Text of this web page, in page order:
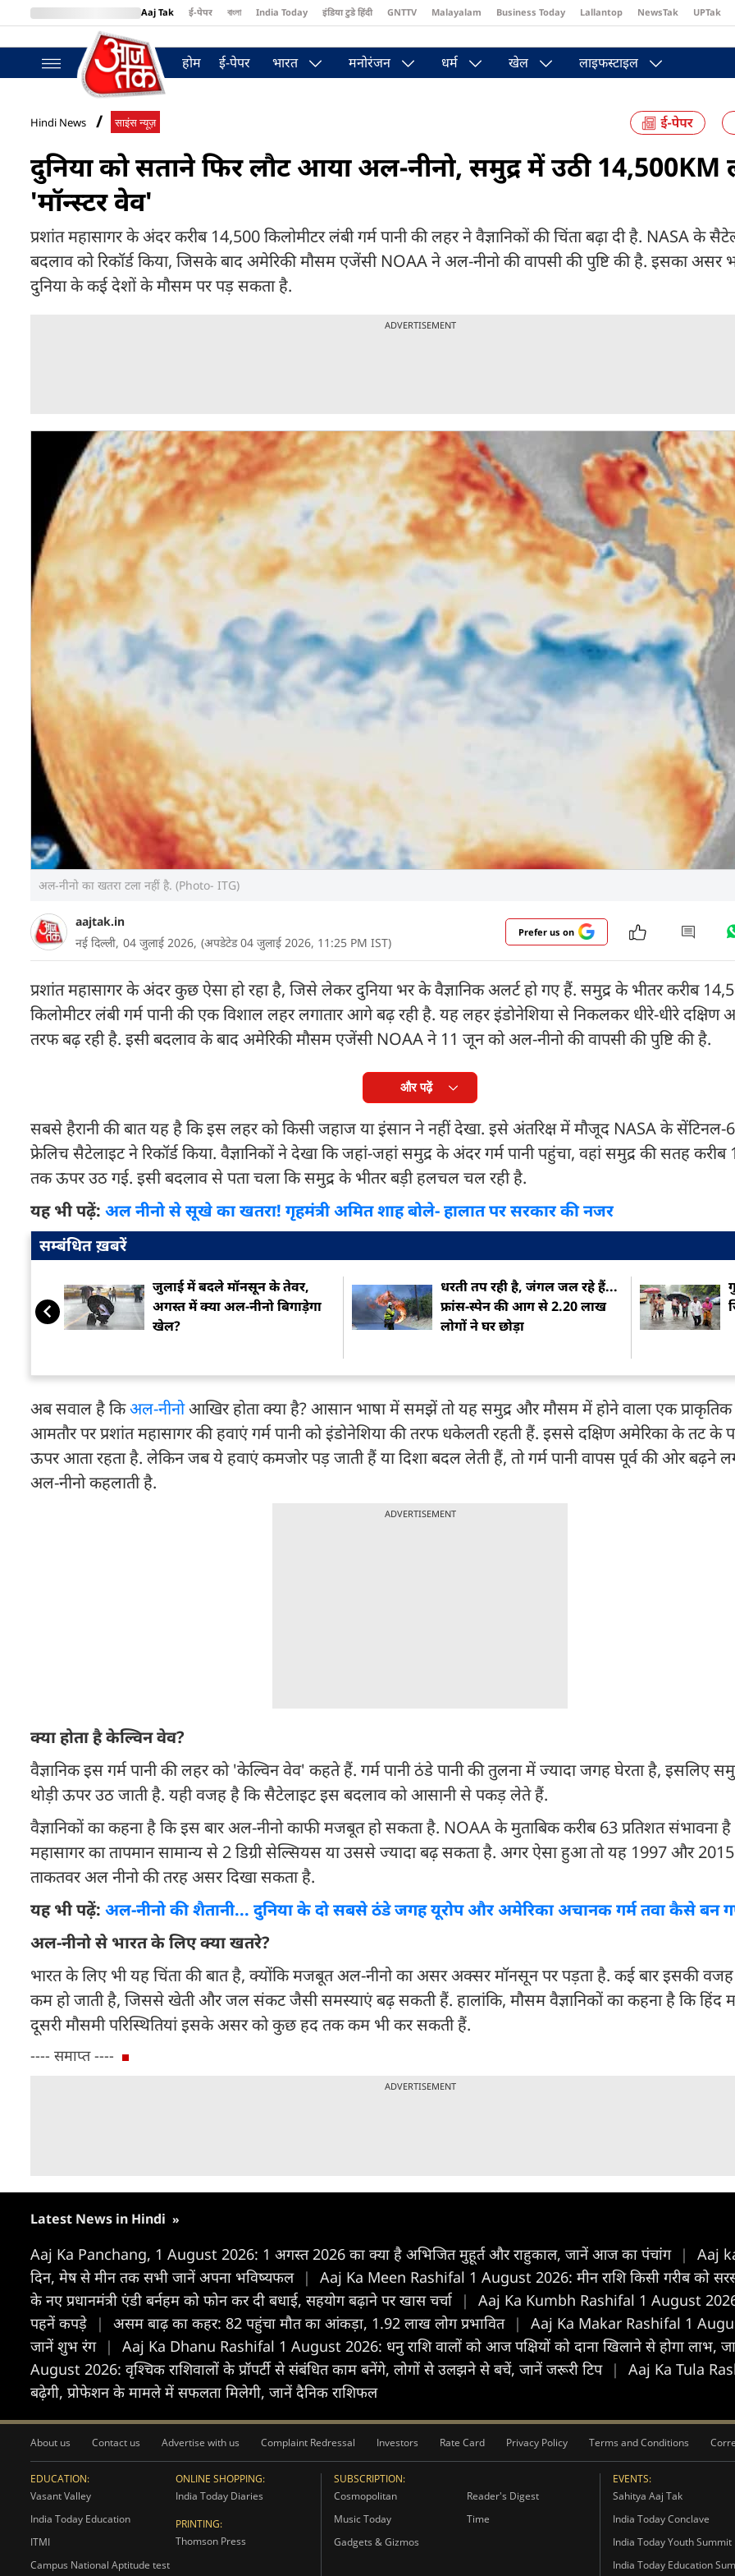
Aaj Tak ई-पेपर বাংলা India Today इंडिया टुडे हिंदी GNTTV Malayalam Business Today Lallantop NewsTak UPTak
BT Bazaar
होम ई-पेपर भारत मनोरंजन धर्म खेल लाइफस्टाइल
Hindi News साइंस न्यूज़
दुनिया को सताने फिर लौट आया अल-नीनो, समुद्र में उठी 14,500KM
'मॉन्स्टर वेव'
प्रशांत महासागर के अंदर करीब 14,500 किलोमीटर लंबी गर्म पानी की लहर ने वैज्ञानिकों की चिंता बढ़ा दी है. NASA के
बदलाव को रिकॉर्ड किया, जिसके बाद अमेरिकी मौसम एजेंसी NOAA ने अल-नीनो की वापसी की पुष्टि की है. इसका असर
दुनिया के कई देशों के मौसम पर पड़ सकता है.
ADVERTISEMENT
अल-नीनो का खतरा टला नहीं है. (Photo- ITG)
aajtak.in
नई दिल्ली, 04 जुलाई 2026, (अपडेटेड 04 जुलाई 2026, 11:25 PM IST)
Prefer us on
प्रशांत महासागर के अंदर कुछ ऐसा हो रहा है, जिसे लेकर दुनिया भर के वैज्ञानिक अलर्ट हो गए हैं. समुद्र के भीतर करीब
किलोमीटर लंबी गर्म पानी की एक विशाल लहर लगातार आगे बढ़ रही है. यह लहर इंडोनेशिया से निकलकर धीरे-धीरे दक्षिण
तरफ बढ़ रही है. इसी बदलाव के बाद अमेरिकी मौसम एजेंसी NOAA ने 11 जून को अल-नीनो की वापसी की पुष्टि की है.
और पढ़ें
सबसे हैरानी की बात यह है कि इस लहर को किसी जहाज या इंसान ने नहीं देखा. इसे अंतरिक्ष में मौजूद NASA के सेंटिनल-
फ्रेलिच सैटेलाइट ने रिकॉर्ड किया. वैज्ञानिकों ने देखा कि जहां-जहां समुद्र के अंदर गर्म पानी पहुंचा, वहां समुद्र की सतह करीब
तक ऊपर उठ गई. इसी बदलाव से पता चला कि समुद्र के भीतर बड़ी हलचल चल रही है.
यह भी पढ़ें: अल नीनो से सूखे का खतरा! गृहमंत्री अमित शाह बोले- हालात पर सरकार की नजर
सम्बंधित ख़बरें
जुलाई में बदले मॉनसून के तेवर,
अगस्त में क्या अल-नीनो बिगाड़ेगा
खेल?
धरती तप रही है, जंगल जल रहे हैं...
फ्रांस-स्पेन की आग से 2.20 लाख
लोगों ने घर छोड़ा
अब सवाल है किअल-नीनोआखिर होता क्या है? आसान भाषा में समझें तो यह समुद्र और मौसम में होने वाला एक
आमतौर पर प्रशांत महासागर की हवाएं गर्म पानी को इंडोनेशिया की तरफ धकेलती रहती हैं. इससे दक्षिण अमेरिका के तट के
ऊपर आता रहता है. लेकिन जब ये हवाएं कमजोर पड़ जाती हैं या दिशा बदल लेती हैं, तो गर्म पानी वापस पूर्व की ओर बढ़ने
अल-नीनो कहलाती है.
ADVERTISEMENT
क्या होता है केल्विन वेव?
वैज्ञानिक इस गर्म पानी की लहर को 'केल्विन वेव' कहते हैं. गर्म पानी ठंडे पानी की तुलना में ज्यादा जगह घेरता है, इसलिए
थोड़ी ऊपर उठ जाती है. यही वजह है कि सैटेलाइट इस बदलाव को आसानी से पकड़ लेते हैं.
वैज्ञानिकों का कहना है कि इस बार अल-नीनो काफी मजबूत हो सकता है. NOAA के मुताबिक करीब 63 प्रतिशत संभावना है
महासागर का तापमान सामान्य से 2 डिग्री सेल्सियस या उससे ज्यादा बढ़ सकता है. अगर ऐसा हुआ तो यह 1997 और
ताकतवर अल नीनो की तरह असर दिखा सकता है.
यह भी पढ़ें: अल-नीनो की शैतानी... दुनिया के दो सबसे ठंडे जगह यूरोप और अमेरिका अचानक गर्म तवा कैसे बन
अल-नीनो से भारत के लिए क्या खतरे?
भारत के लिए भी यह चिंता की बात है, क्योंकि मजबूत अल-नीनो का असर अक्सर मॉनसून पर पड़ता है. कई बार इसकी वजह
कम हो जाती है, जिससे खेती और जल संकट जैसी समस्याएं बढ़ सकती हैं. हालांकि, मौसम वैज्ञानिकों का कहना है कि हिंद
दूसरी मौसमी परिस्थितियां इसके असर को कुछ हद तक कम भी कर सकती हैं.
---- समाप्त ----
ADVERTISEMENT
Latest News in Hindi »
Aaj Ka Panchang, 1 August 2026: 1 अगस्त 2026 का क्या है अभिजित मुहूर्त और राहुकाल, जानें आज का पंचांग |
Aaj
द‍िन, मेष से मीन तक सभी जानें अपना भविष्यफल | Aaj Ka Meen Rashifal 1 August 2026: मीन राशि किसी गरीब को
के नए प्रधानमंत्री एंडी बर्नहम को फोन कर दी बधाई, सहयोग बढ़ाने पर खास चर्चा
|
Aaj Ka Kumbh Rashifal 1 August
पहनें कपड़े
| असम बाढ़ का कहर: 82 पहुंचा मौत का आंकड़ा, 1.92 लाख लोग प्रभावित |
Aaj Ka Makar Rashifal 1
जानें शुभ रंग | Aaj Ka Dhanu Rashifal 1 August 2026: धनु राशि वालों को आज पक्षियों को दाना खिलाने से होगा लाभ,
August 2026: वृश्चिक राशिवालों के प्रॉपर्टी से संबंधित काम बनेंगे, लोगों से उलझने से बचें, जानें जरूरी टिप |
Aaj Ka Tula
बढ़ेगी, प्रोफेशन के मामले में सफलता मिलेगी, जानें दैनिक राशिफल
About us Contact us Advertise with us Complaint Redressal Investors Rate Card Privacy Policy Terms and Conditions
EDUCATION:
Vasant Valley
India Today Education
ITMI
Campus National Aptitude test
ONLINE SHOPPING:
India Today Diaries
PRINTING:
Thomson Press
SUBSCRIPTION:
Cosmopolitan
Reader's Digest
Music Today
Time
Gadgets & Gizmos
EVENTS:
Sahitya Aaj Tak
India Today Conclave
India Today Youth Summit
India Today Education